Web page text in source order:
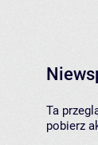
Ta
pobierz